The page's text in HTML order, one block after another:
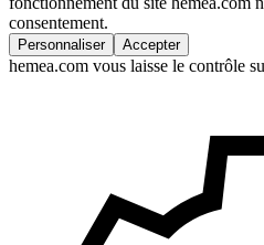
consentement.
Personnaliser Accepter
hemea.com vous laisse le contrôle